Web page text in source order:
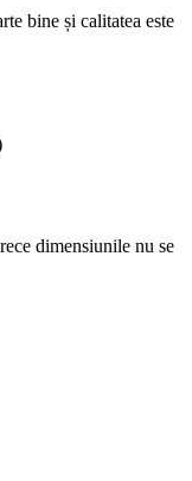
bine și calitatea este
dimensiunile nu se